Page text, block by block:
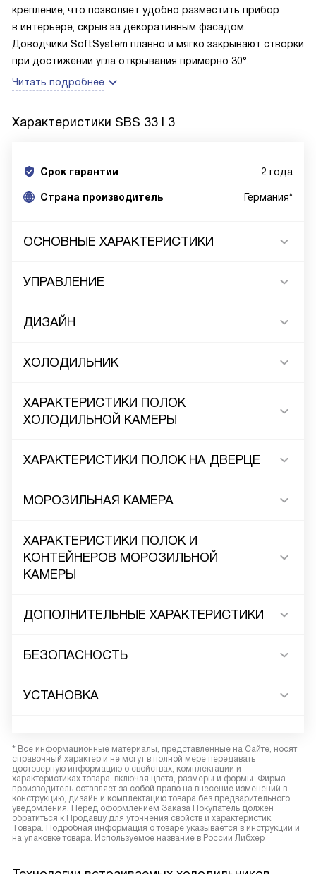
крепление, что позволяет удобно разместить прибор
в интерьере, скрыв за декоративным фасадом.
Доводчики SoftSystem плавно и мягко закрывают створки
при достижении угла открывания примерно 30°.
Читать подробнее
Характеристики SBS 33 I 3
Срок гарантии 2 года
Cтрана производитель Германия*
ОСНОВНЫЕ ХАРАКТЕРИСТИКИ
УПРАВЛЕНИЕ
ДИЗАЙН
ХОЛОДИЛЬНИК
ХАРАКТЕРИСТИКИ ПОЛОК
ХОЛОДИЛЬНОЙ КАМЕРЫ
ХАРАКТЕРИСТИКИ ПОЛОК НА ДВЕРЦЕ
МОРОЗИЛЬНАЯ КАМЕРА
ХАРАКТЕРИСТИКИ ПОЛОК И
КОНТЕЙНЕРОВ МОРОЗИЛЬНОЙ
КАМЕРЫ
ДОПОЛНИТЕЛЬНЫЕ ХАРАКТЕРИСТИКИ
БЕЗОПАСНОСТЬ
УСТАНОВКА
* Все информационные материалы, представленные на Сайте, носят
справочный характер и не могут в полной мере передавать
достоверную информацию о свойствах, комплектации и
характеристиках товара, включая цвета, размеры и формы. Фирма-
производитель оставляет за собой право на внесение изменений в
конструкцию, дизайн и комплектацию товара без предварительного
уведомления. Перед оформлением Заказа Покупатель должен
обратиться к Продавцу для уточнения свойств и характеристик
Товара. Подробная информация о товаре указывается в инструкции и
на упаковке товара. Используемое название в России Либхер